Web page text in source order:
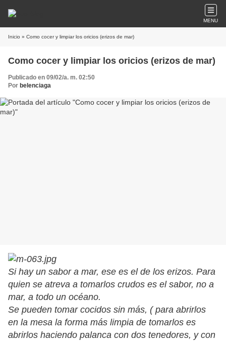
MENU
Inicio » Como cocer y limpiar los oricios (erizos de mar)
Como cocer y limpiar los oricios (erizos de mar)
Publicado en 09/02/a. m. 02:50
Por belenciaga
Si hay un sabor a mar, ese es el de los erizos. Para
quien se atreva a tomarlos crudos es el sabor, no a
mar, a todo un océano.
Se pueden tomar cocidos sin más, ( para abrirlos
en la mesa la forma más limpia de tomarlos es
abrirlos haciendo palanca con dos tenedores, y con